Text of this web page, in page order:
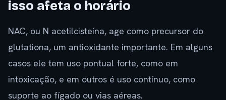
isso afeta o horário
NAC, ou N acetilcisteína, age como precursor do
glutationa, um antioxidante importante. Em alguns
casos ele tem uso pontual forte, como em
intoxicação, e em outros é uso contínuo, como
suporte ao fígado ou vias aéreas.